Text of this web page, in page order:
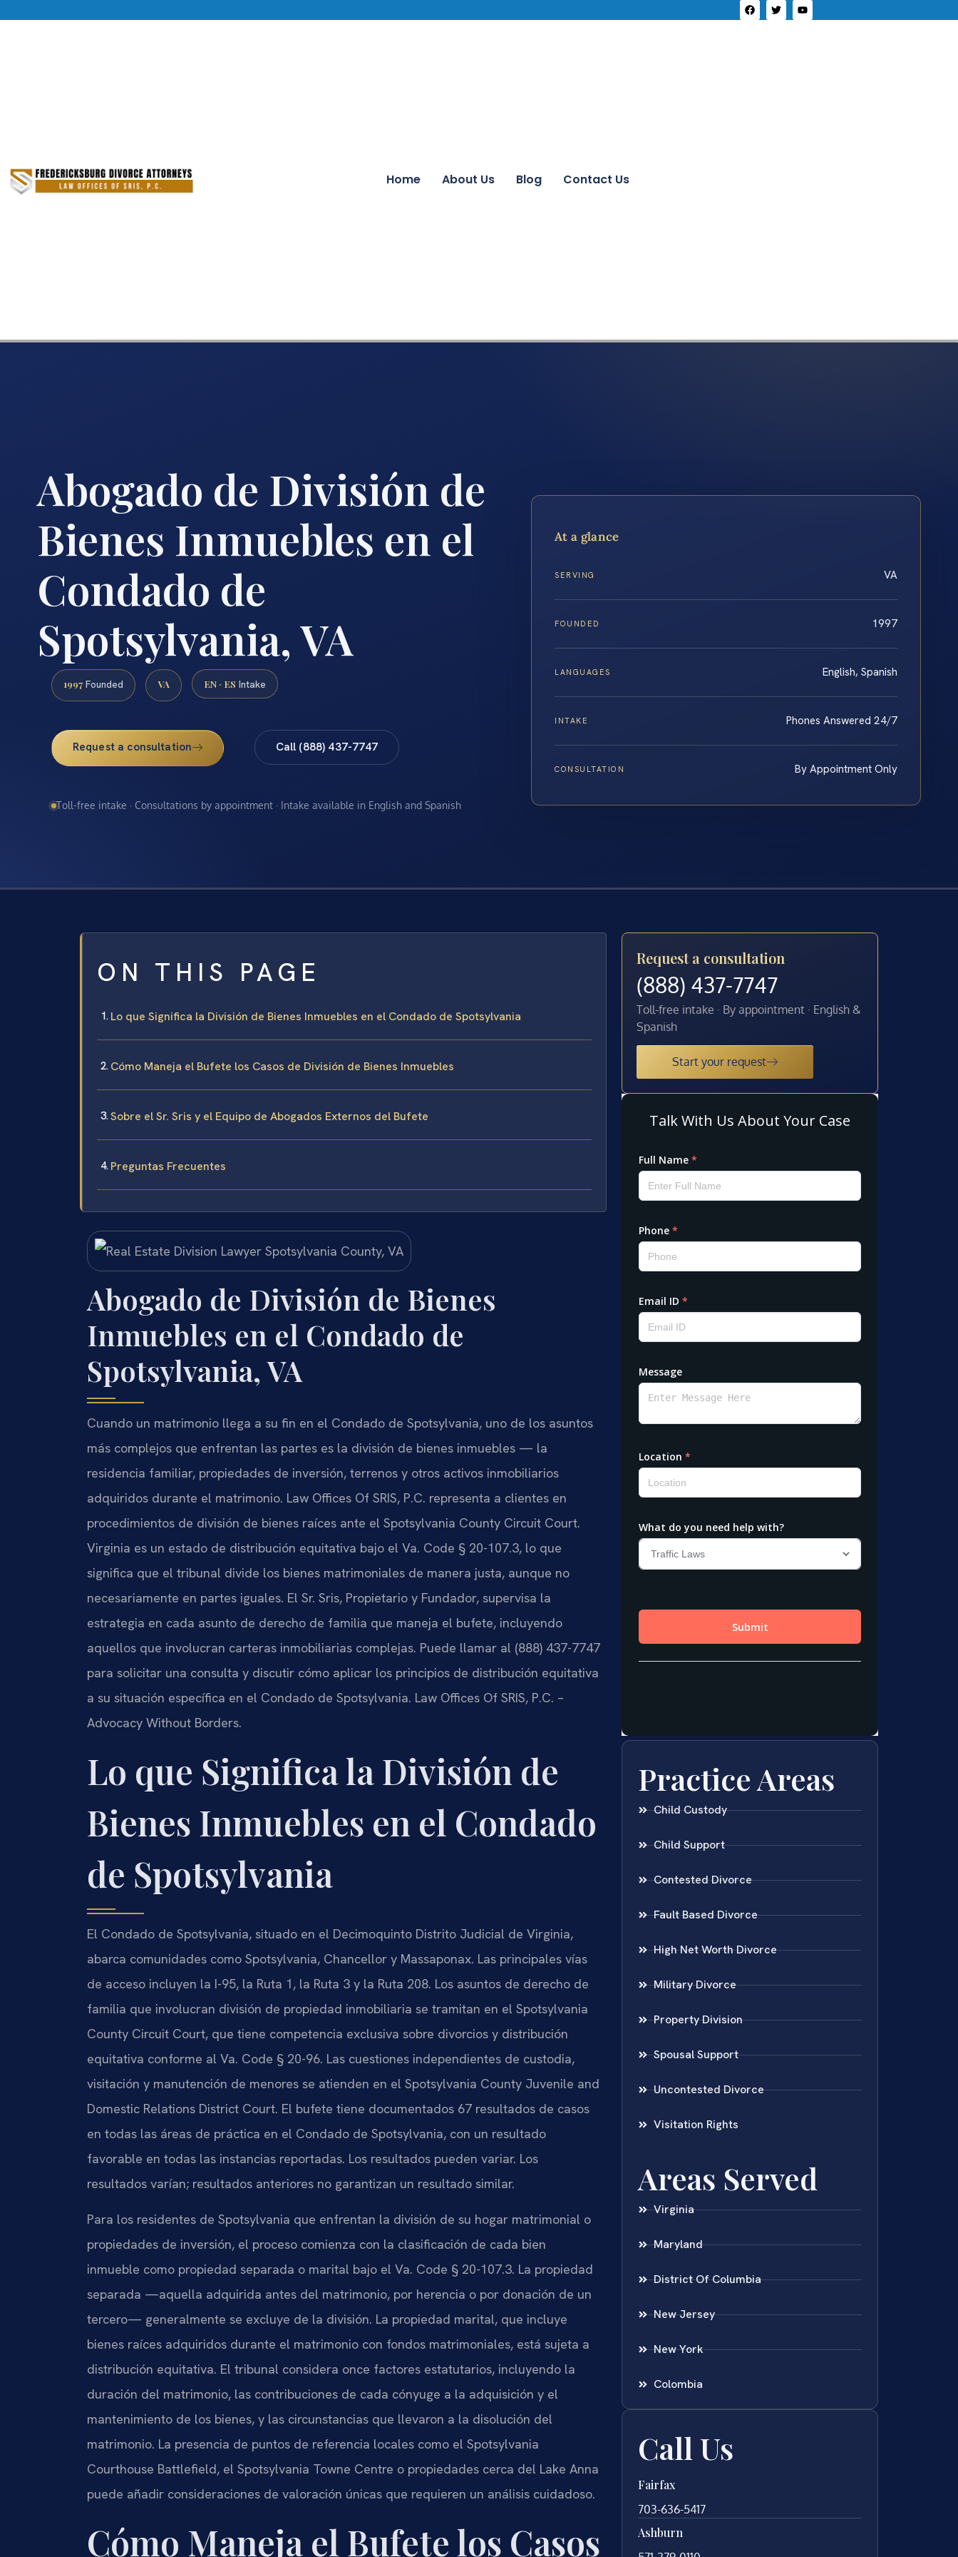
Home About Us Blog Contact Us
Abogado de División de
Bienes Inmuebles en el
Condado de
Spotsylvania, VA
1997 Founded VA EN · ES Intake
Request a consultation Call (888) 437-7747
Toll-free intake · Consultations by appointment · Intake available in English and Spanish
At a glance
SERVING VA
FOUNDED 1997
LANGUAGES English, Spanish
INTAKE Phones Answered 24/7
CONSULTATION By Appointment Only
ON THIS PAGE
Lo que Significa la División de Bienes Inmuebles en el Condado de Spotsylvania
Cómo Maneja el Bufete los Casos de División de Bienes Inmuebles
Sobre el Sr. Sris y el Equipo de Abogados Externos del Bufete
Preguntas Frecuentes
Abogado de División de Bienes
Inmuebles en el Condado de
Spotsylvania, VA
Cuando un matrimonio llega a su fin en el Condado de Spotsylvania, uno de los asuntos
más complejos que enfrentan las partes es la división de bienes inmuebles — la
residencia familiar, propiedades de inversión, terrenos y otros activos inmobiliarios
adquiridos durante el matrimonio. Law Offices Of SRIS, P.C. representa a clientes en
procedimientos de división de bienes raíces ante el Spotsylvania County Circuit Court.
Virginia es un estado de distribución equitativa bajo el Va. Code § 20-107.3, lo que
significa que el tribunal divide los bienes matrimoniales de manera justa, aunque no
necesariamente en partes iguales. El Sr. Sris, Propietario y Fundador, supervisa la
estrategia en cada asunto de derecho de familia que maneja el bufete, incluyendo
aquellos que involucran carteras inmobiliarias complejas. Puede llamar al (888) 437-7747
para solicitar una consulta y discutir cómo aplicar los principios de distribución equitativa
a su situación específica en el Condado de Spotsylvania. Law Offices Of SRIS, P.C. –
Advocacy Without Borders.
Lo que Significa la División de
Bienes Inmuebles en el Condado
de Spotsylvania
El Condado de Spotsylvania, situado en el Decimoquinto Distrito Judicial de Virginia,
abarca comunidades como Spotsylvania, Chancellor y Massaponax. Las principales vías
de acceso incluyen la I-95, la Ruta 1, la Ruta 3 y la Ruta 208. Los asuntos de derecho de
familia que involucran división de propiedad inmobiliaria se tramitan en el Spotsylvania
County Circuit Court, que tiene competencia exclusiva sobre divorcios y distribución
equitativa conforme al Va. Code § 20-96. Las cuestiones independientes de custodia,
visitación y manutención de menores se atienden en el Spotsylvania County Juvenile and
Domestic Relations District Court. El bufete tiene documentados 67 resultados de casos
en todas las áreas de práctica en el Condado de Spotsylvania, con un resultado
favorable en todas las instancias reportadas. Los resultados pueden variar. Los
resultados varían; resultados anteriores no garantizan un resultado similar.
Para los residentes de Spotsylvania que enfrentan la división de su hogar matrimonial o
propiedades de inversión, el proceso comienza con la clasificación de cada bien
inmueble como propiedad separada o marital bajo el Va. Code § 20-107.3. La propiedad
separada —aquella adquirida antes del matrimonio, por herencia o por donación de un
tercero— generalmente se excluye de la división. La propiedad marital, que incluye
bienes raíces adquiridos durante el matrimonio con fondos matrimoniales, está sujeta a
distribución equitativa. El tribunal considera once factores estatutarios, incluyendo la
duración del matrimonio, las contribuciones de cada cónyuge a la adquisición y el
mantenimiento de los bienes, y las circunstancias que llevaron a la disolución del
matrimonio. La presencia de puntos de referencia locales como el Spotsylvania
Courthouse Battlefield, el Spotsylvania Towne Centre o propiedades cerca del Lake Anna
puede añadir consideraciones de valoración únicas que requieren un análisis cuidadoso.
Cómo Maneja el Bufete los Casos
Request a consultation
(888) 437-7747
Toll-free intake · By appointment · English &
Spanish
Start your request
Practice Areas
Child Custody
Child Support
Contested Divorce
Fault Based Divorce
High Net Worth Divorce
Military Divorce
Property Division
Spousal Support
Uncontested Divorce
Visitation Rights
Areas Served
Virginia
Maryland
District Of Columbia
New Jersey
New York
Colombia
Call Us
Fairfax
703-636-5417
Ashburn